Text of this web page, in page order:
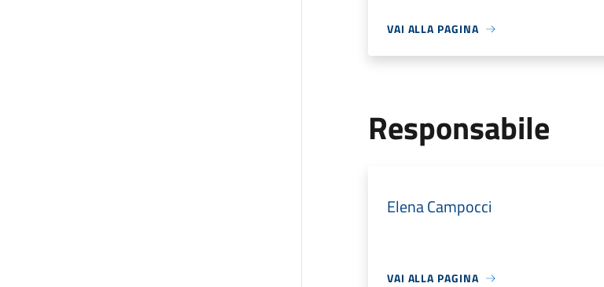
VAI ALLA PAGINA
Responsabile
Elena Campocci
VAI ALLA PAGINA